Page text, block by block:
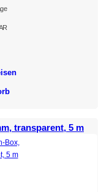
transparent, 5 m